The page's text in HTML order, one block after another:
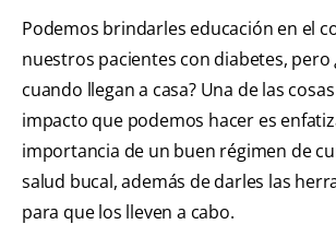
Podemos brindarles educación en el
nuestros pacientes con diabetes, pero
cuando llegan a casa? Una de las
impacto que podemos hacer es
importancia de un buen régimen de
salud bucal, además de darles las
para que los lleven a cabo.